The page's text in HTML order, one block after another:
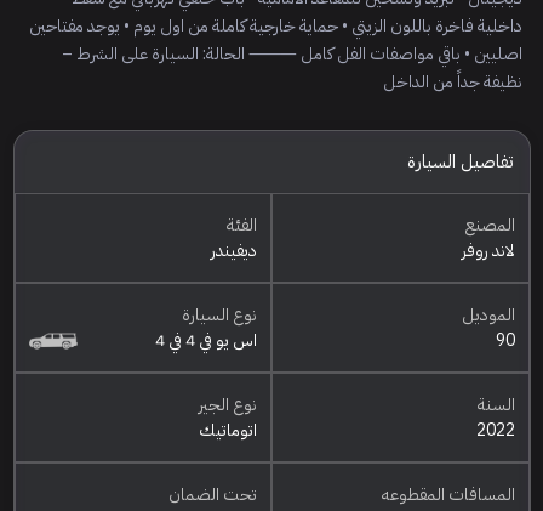
داخلية فاخرة باللون الزيتي • حماية خارجية كاملة من اول يوم • يوجد مفتاحين
اصليين • باقي مواصفات الفل كامل ⸻ الحالة: السيارة على الشرط –
نظيفة جداً من الداخل
تفاصيل السيارة
المصنع
لاند روفر
الفئة
ديفيندر
الموديل
90
نوع السيارة
اس يو في 4 في 4
السنة
2022
نوع الجير
اتوماتيك
المسافات المقطوعه
تحت الضمان